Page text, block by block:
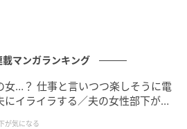
載マンガランキング
女…？ 仕事と言いつつ楽しそうに電
にイライラする／夫の女性部下が気
が気になる